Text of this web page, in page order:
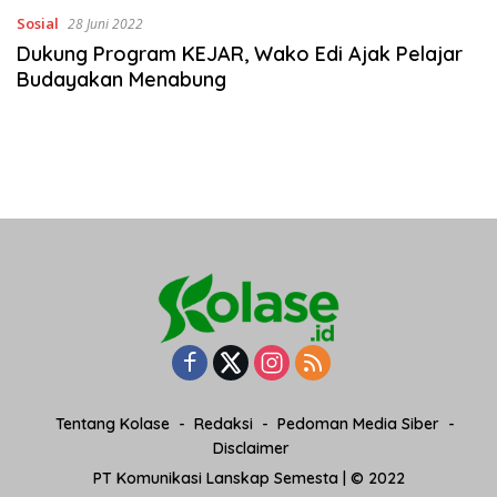
Sosial 28 Juni 2022
Dukung Program KEJAR, Wako Edi Ajak Pelajar
Budayakan Menabung
Tentang Kolase Redaksi
Pedoman Media Siber
Disclaimer
PT Komunikasi Lanskap Semesta | © 2022